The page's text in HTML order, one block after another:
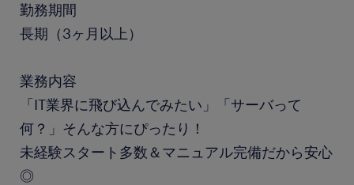
勤務期間
長期（3ヶ月以上）
業務内容
「IT業界に飛び込んでみたい」「サーバって
何？」そんな方にぴったり！
未経験スタート多数＆マニュアル完備だから安心
◎